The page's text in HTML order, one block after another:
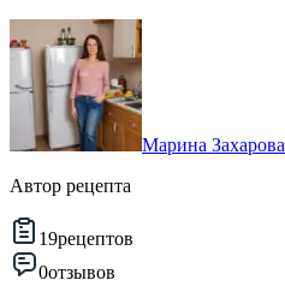
Марина Захарова
Автор рецепта
19рецептов
0отзывов